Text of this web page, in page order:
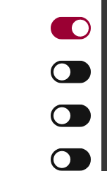
till flera meter
när som
möjligt
Stenö